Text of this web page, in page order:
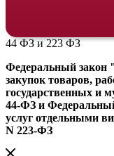
44 ФЗ и 223 ФЗ
Федеральный закон
закупок товаров,
государственных и
44-ФЗ и
услуг отдельными
N 223-ФЗ